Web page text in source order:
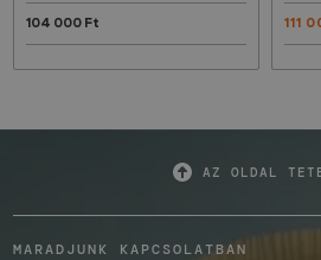
104 000 Ft 111
AZ OLDAL
MARADJUNK KAPCSOLATBAN